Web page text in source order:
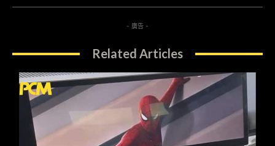
- 廣告 -
Related Articles